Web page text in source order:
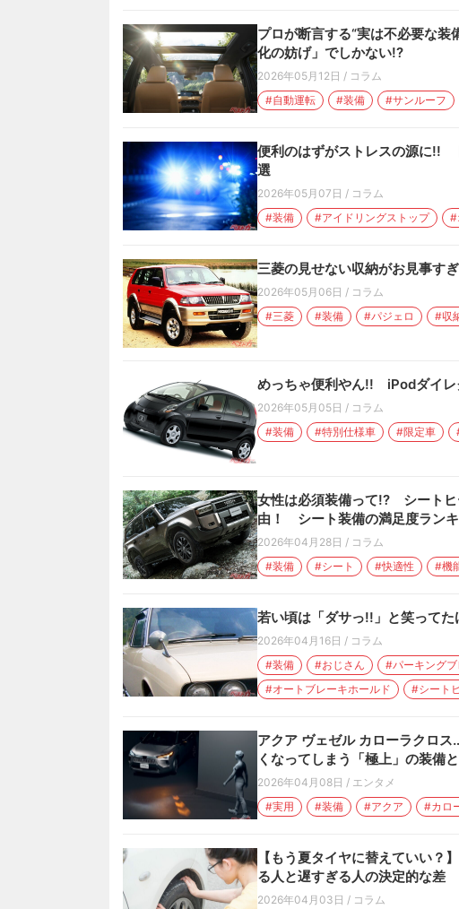
プロが断言する“実は不必要な
化の妨げ」でしかない!?
2026年05月12日 / コラム
#自動運転
#装備 #サンルーフ
便利のはずがストレスの源に!!
選
2026年05月07日 / コラム
#装備
#アイドリングストップ #
三菱の見せない収納がお見事す
2026年05月06日 / コラム
#三菱
#装備 #パジェロ #収
めっちゃ便利やん!! iPodダイ
2026年05月05日 / コラム
#装備
#特別仕様車 #限定車
女性は必須装備って!? シートヒ
由！ シート装備の満足度ラン
2026年04月28日 / コラム
#装備
#シート #快適性 #機
若い頃は「ダサっ!!」と笑って
2026年04月16日 / コラム
#装備
#おじさん #パーキングブ
#オートブレーキホールド
#シート
アクア ヴェゼル カローラクロ
くなってしまう「極上」の装備
2026年04月08日 / エンタメ
#実用
#装備 #アクア #カロ
【もう夏タイヤに替えていい？
る人と遅すぎる人の決定的な差
2026年04月03日 / コラム